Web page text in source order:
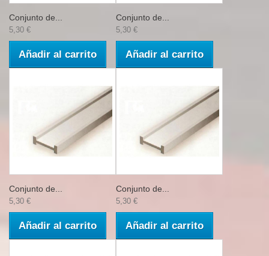
Conjunto de...
5,30 €
Añadir al carrito
Conjunto de...
5,30 €
Añadir al carrito
Conjunto de...
5,30 €
Añadir al carrito
Conjunto de...
5,30 €
Añadir al carrito